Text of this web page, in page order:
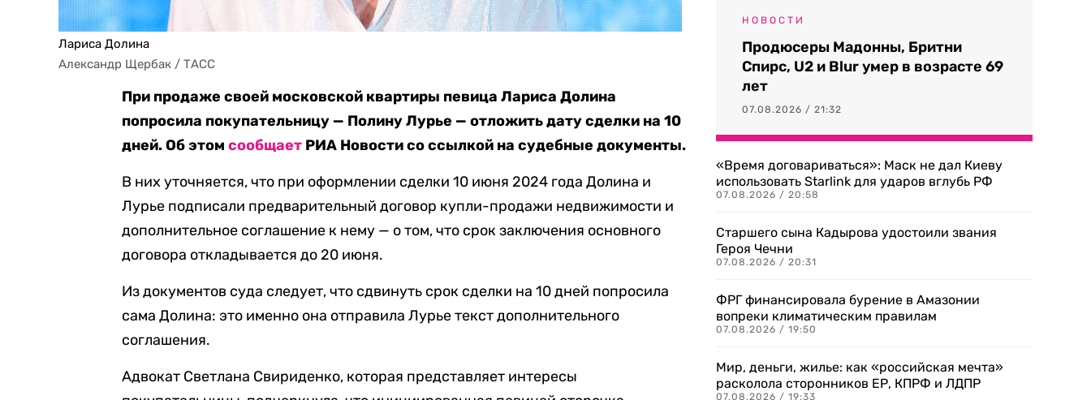
Лариса Долина
Александр Щербак / ТАСС
При продаже своей московской квартиры певица Лариса Долина
попросила покупательницу — Полину Лурье — отложить дату сделки на 10
дней. Об этом сообщает РИА Новости со ссылкой на судебные документы.
В них уточняется, что при оформлении сделки 10 июня 2024 года Долина и
Лурье подписали предварительный договор купли-продажи недвижимости и
дополнительное соглашение к нему — о том, что срок заключения основного
договора откладывается до 20 июня.
Из документов суда следует, что сдвинуть срок сделки на 10 дней попросила
сама Долина: это именно она отправила Лурье текст дополнительного
соглашения.
Адвокат Светлана Свириденко, которая представляет интересы
НОВОСТИ
Продюсеры Мадонны, Бритни
Спирс, U2 и Blur умер в возрасте 69
лет
07.08.2026 / 21:32
«Время договариваться»: Маск не дал Киеву
использовать Starlink для ударов вглубь РФ
07.08.2026 / 20:58
Старшего сына Кадырова удостоили звания
Героя Чечни
07.08.2026 / 20:31
ФРГ финансировала бурение в Амазонии
вопреки климатическим правилам
07.08.2026 / 19:50
Мир, деньги, жилье: как «российская мечта»
расколола сторонников ЕР, КПРФ и ЛДПР
07.08.2026 / 19:33